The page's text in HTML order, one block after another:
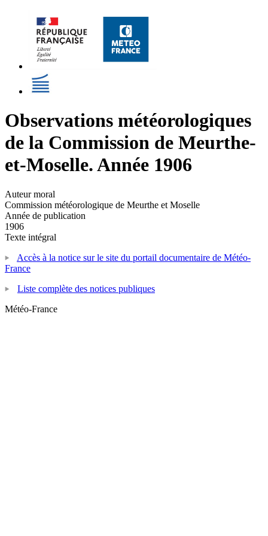
Observations météorologiques
de la Commission de Meurthe-
et-Moselle. Année 1906
Auteur moral
Commission météorologique de Meurthe et Moselle
Année de publication
1906
Texte intégral
Accès à la notice sur le site du portail documentaire de Météo-
France
Liste complète des notices publiques
Météo-France